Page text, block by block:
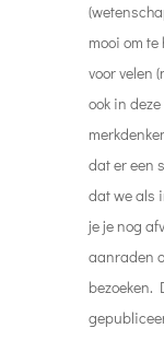
mooi om
voor velen
ook in
dat er een
dat we als
je je nog
aanraden
bezoeken.